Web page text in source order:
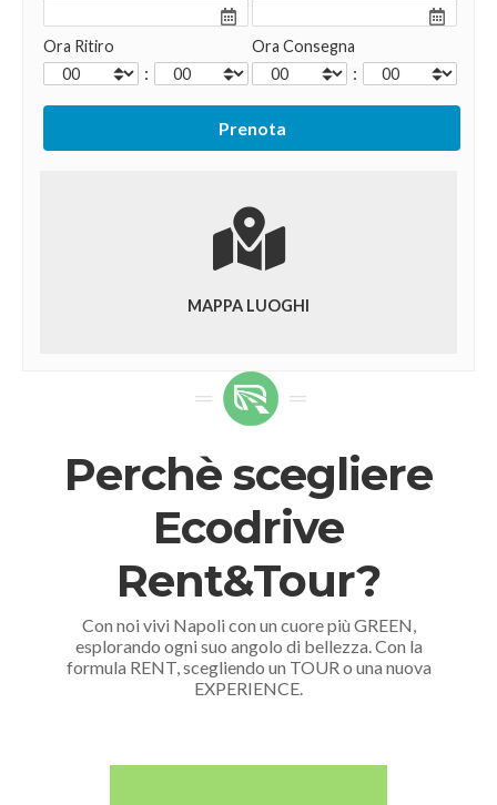
Ora Ritiro
:
Ora Consegna
:
MAPPA LUOGHI
Perchè scegliere
Ecodrive
Rent&Tour?
Con noi vivi Napoli con un cuore più GREEN,
esplorando ogni suo angolo di bellezza. Con la
formula RENT, scegliendo un TOUR o una nuova
EXPERIENCE.